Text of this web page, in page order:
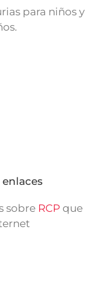
para niños y
sobre RCP que